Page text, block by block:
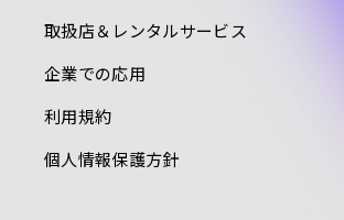
取扱店＆レンタルサービス
企業での応用
利用規約
個人情報保護方針